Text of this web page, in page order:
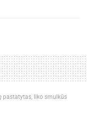
pastatytas, liko smulkūs